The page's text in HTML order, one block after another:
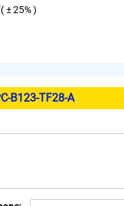
± 25% )
B123-TF28-A